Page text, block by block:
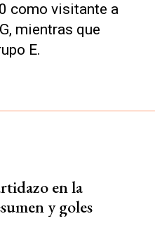
como visitante a
mientras que
E.
en la
y goles